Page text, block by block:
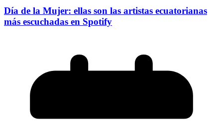
Día de la Mujer: ellas son las artistas ecuatorianas
más escuchadas en Spotify